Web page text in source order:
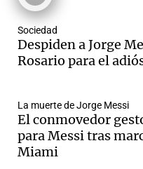
Una mañana para
Audio.Messi
Rosario para
Episodios
Audio.Ley de
en el Congreso
comunicacional
Sociedad
Despiden a Jorge
Rosario para el
La muerte de Jorge Messi
El conmovedor
para Messi tras
Miami